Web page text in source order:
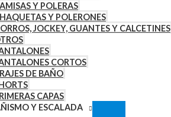
Y POLERAS
Y POLERONES
JOCKEY, GUANTES Y CALCETINES
CORTOS
DE BAÑO
CAPAS
Y ESCALADA